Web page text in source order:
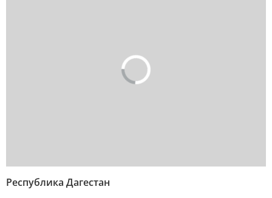
Республика Дагестан